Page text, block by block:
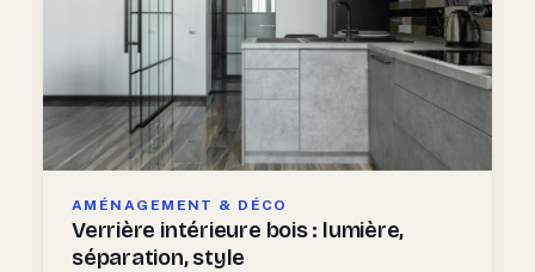
AMÉNAGEMENT & DÉCO
Verrière intérieure bois : lumière,
séparation, style